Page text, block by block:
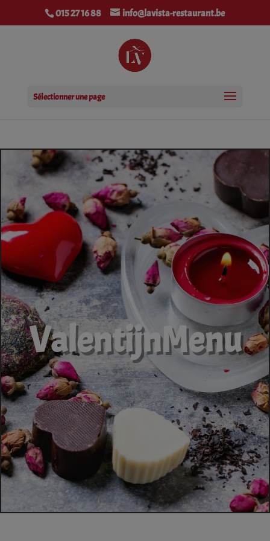
015 27 16 88 info@lavista-restaurant.be
Sélectionner une page
ValentijnMenu
modal-check